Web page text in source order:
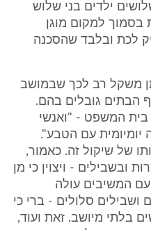
ילדים בני שלוש
בסמוך למקום מוגן
לכת ובלבד שהסכנה
משקל רב לכך שבמושב
הבתים גובלים בהם.
המשפט - "ואנשי
יומיומית עם הטבע".
של שיקול זה. כאמור,
ובשבילים - ויצוין כי מן
המשיבים עולה
סלולים - ברי כי
בלתי מיושב. זאת ועוד,